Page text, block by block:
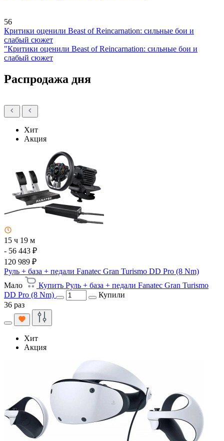
56
Критики оценили Beast of Reincarnation: сильные бои и
слабый сюжет
"Критики оценили Beast of Reincarnation: сильные бои и
слабый сюжет
Распродажа дня
Хит
Акция
15 ч 19 м
- 56 443 ₽
120 989 ₽
Руль + база + педали Fanatec Gran Turismo DD Pro (8 Nm)
Мало
Купить Руль + база + педали Fanatec Gran Turismo
DD Pro (8 Nm)
Купили
36 раз
Хит
Акция